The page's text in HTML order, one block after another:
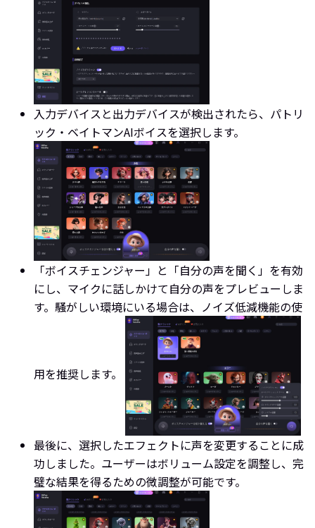
入力デバイスと出力デバイスが検出されたら、パトリ
ック・ベイトマンAIボイスを選択します。
「ボイスチェンジャー」と「自分の声を聞く」を有効
にし、マイクに話しかけて自分の声をプレビューしま
す。騒がしい環境にいる場合は、ノイズ低減機能の使
用を推奨します。
最後に、選択したエフェクトに声を変更することに成
功しました。ユーザーはボリューム設定を調整し、完
璧な結果を得るための微調整が可能です。